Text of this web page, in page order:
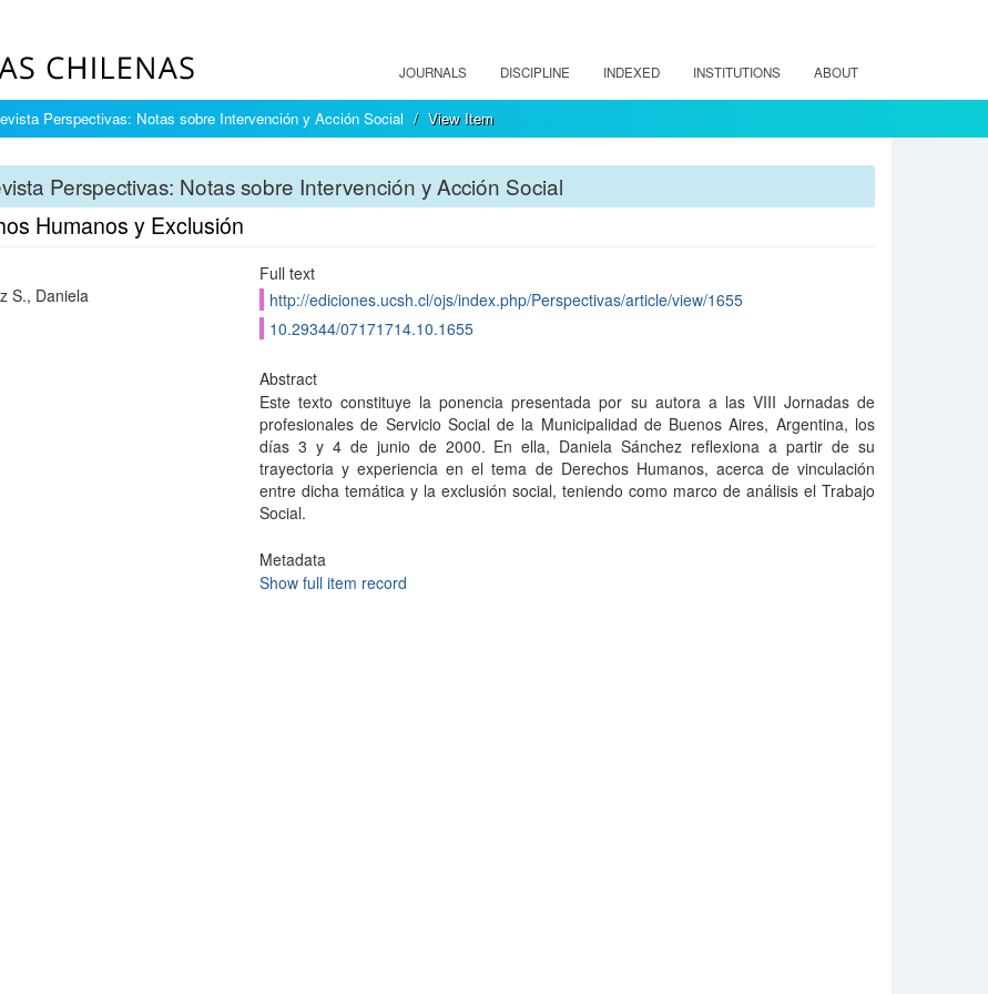
JOURNALS DISCIPLINE INDEXED INSTITUTIONS ABOUT
Perspectivas: Notas sobre Intervención y Acción Social View Item
Perspectivas: Notas sobre Intervención y Acción Social
Humanos y Exclusión
S., Daniela
Full text
http://ediciones.ucsh.cl/ojs/index.php/Perspectivas/article/view/1655
10.29344/07171714.10.1655
Abstract
Este texto constituye la ponencia presentada por su autora a las VIII Jornadas de
profesionales de Servicio Social de la Municipalidad de Buenos Aires, Argentina, los
días 3 y 4 de junio de 2000. En ella, Daniela Sánchez reflexiona a partir de su
trayectoria y experiencia en el tema de Derechos Humanos, acerca de vinculación
entre dicha temática y la exclusión social, teniendo como marco de análisis el Trabajo
Social.
Metadata
Show full item record